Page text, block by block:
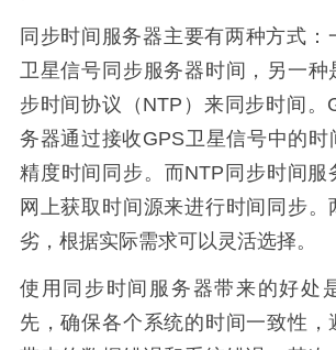
同步时间服务器主要有两种方式：
卫星信号同步服务器时间，另一种
步时间协议（NTP）来同步时间。
务器通过接收GPS卫星信号中的时
精度时间同步。而NTP同步时间服
网上获取时间源来进行时间同步
劣，根据实际需求可以灵活选择。
使用同步时间服务器带来的好处
先，确保各个系统的时间一致性，